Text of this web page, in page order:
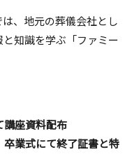
、地元の葬儀会社とし
知識を学ぶ「ファミー
講座資料配布
業式にて終了証書と特